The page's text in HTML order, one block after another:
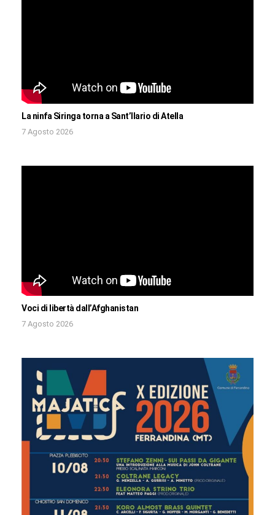
La ninfa Siringa torna a Sant’Ilario di Atella
7 Agosto 2026
Voci di libertà dall’Afghanistan
7 Agosto 2026